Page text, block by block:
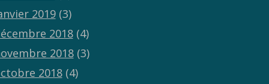
2019(3)
2018(4)
2018(3)
2018(4)